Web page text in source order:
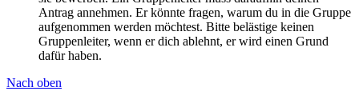
Antrag annehmen. Er könnte fragen, warum du in die Gruppe
aufgenommen werden möchtest. Bitte belästige keinen
Gruppenleiter, wenn er dich ablehnt, er wird einen Grund
dafür haben.
Nach oben